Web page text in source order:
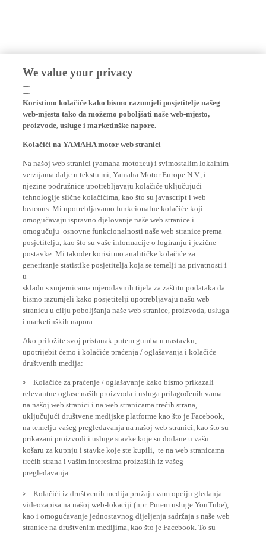
We value your privacy
Koristimo kolačiće kako bismo razumjeli posjetitelje našeg
web-mjesta tako da možemo poboljšati naše web-mjesto,
proizvode, usluge i marketinške napore.
Kolačići na YAMAHA motor web stranici
Na našoj web stranici (yamaha-motor.eu) i svimostalim lokalnim
verzijama dalje u tekstu mi, Yamaha Motor Europe N.V., i
njezine podružnice upotrebljavaju kolačiće uključujući
tehnologije slične kolačićima, kao što su javascript i web
beacons. Mi upotrebljavamo funkcionalne kolačiće koji
omogučavaju ispravno djelovanje naše web stranice i
omogučuju osnovne funkcionalnosti naše web stranice prema
posjetitelju, kao što su vaše informacije o logiranju i jezične
postavke. Mi također korisitmo analitičke kolačiće za
generiranje statistike posjetitelja koja se temelji na privatnosti i
u
skladu s smjernicama mjerodavnih tijela za zaštitu podataka da
bismo razumjeli kako posjetitelji upotrebljavaju našu web
stranicu u cilju poboljšanja naše web stranice, proizvoda, usluga
i marketinških napora.
Ako priložite svoj pristanak putem gumba u nastavku,
upotrijebit ćemo i kolačiće praćenja / oglašavanja i kolačiće
društvenih medija:
Kolačiće za praćenje / oglašavanje kako bismo prikazali
relevantne oglase naših proizvoda i usluga prilagođenih vama
na našoj web stranici i na web stranicama trećih strana,
uključujući društvene medijske platforme kao što je Facebook,
na temelju vašeg pregledavanja na našoj web stranici, kao što su
prikazani proizvodi i usluge stavke koje su dodane u vašu
košaru za kupnju i stavke koje ste kupili, te na web stranicama
trećih strana i vašim interesima proizašlih iz vašeg
pregledavanja.
Kolačići iz društvenih medija pružaju vam opciju gledanja
videozapisa na našoj web-lokaciji (npr. Putem usluge YouTube),
kao i omogućavanje jednostavnog dijeljenja sadržaja s naše web
stranice na društvenim medijima, kao što je Facebook. To su